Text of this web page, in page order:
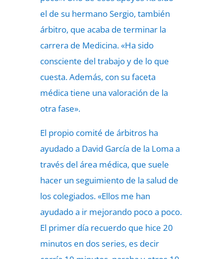
el de su hermano Sergio, también
árbitro, que acaba de terminar la
carrera de Medicina. «Ha sido
consciente del trabajo y de lo que
cuesta. Además, con su faceta
médica tiene una valoración de la
otra fase».
El propio comité de árbitros ha
ayudado a David García de la Loma a
través del área médica, que suele
hacer un seguimiento de la salud de
los colegiados. «Ellos me han
ayudado a ir mejorando poco a poco.
El primer día recuerdo que hice 20
minutos en dos series, es decir